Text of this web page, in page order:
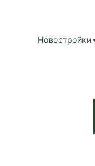
Новостройки